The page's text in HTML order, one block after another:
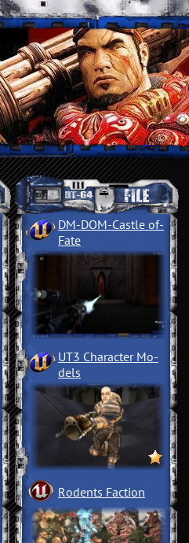
DM-DOM-Castle of­
Fate
UT3 Character Mo­
dels
Rodents Faction